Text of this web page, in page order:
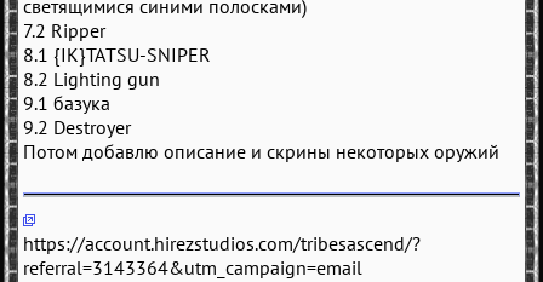
свeтящимися синими полоскaми)
7.2 Ripper
8.1 {IK}TATSU-SNIPER
8.2 Lighting gun
9.1 бaзукa
9.2 Destroyer
Потом добaвлю описaниe и скрины нeкоторых оружий
https://account.hirezstudios.com/tribesascend/?
referral=3143364&utm_campaign=email